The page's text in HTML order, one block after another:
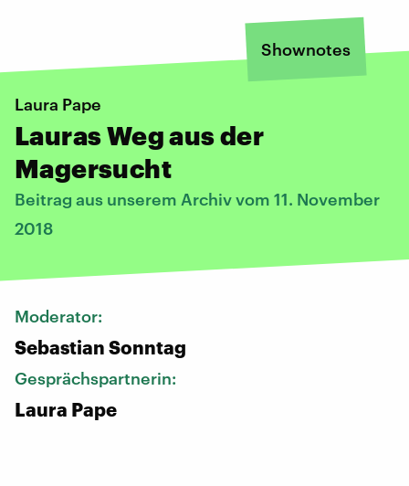
Shownotes
Laura Pape
Lauras Weg aus der
Magersucht
Beitrag aus unserem Archiv vom 11. November
2018
Moderator:
Sebastian Sonntag
Gesprächspartnerin:
Laura Pape